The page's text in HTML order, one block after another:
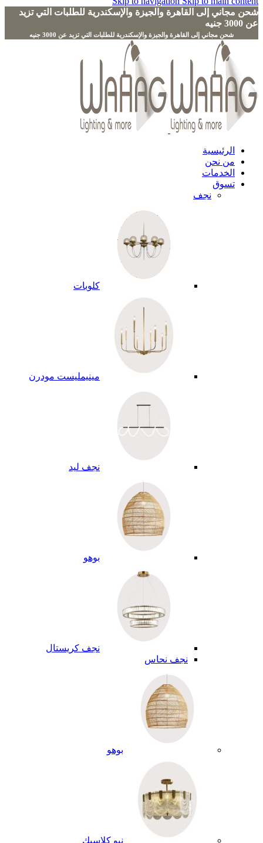
شحن مجاني إلى القاهرة والجيزة والإسكندرية للطلبات التي تزيد
عن 3000 جنيه
الرئيسية
من نحن
الخدمات
تسوق
نجف
كلوبات
مينيمليست مودرن
نجف ليد
بوهو
نجف كريستال
نجف نحاس
بوهو
نيو كلاسيك